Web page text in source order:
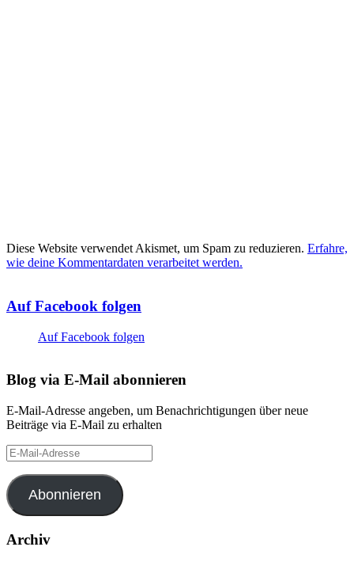
Diese Website verwendet Akismet, um Spam zu reduzieren. Erfahre,
wie deine Kommentardaten verarbeitet werden.
Auf Facebook folgen
Auf Facebook folgen
Blog via E-Mail abonnieren
E-Mail-Adresse angeben, um Benachrichtigungen über neue
Beiträge via E-Mail zu erhalten
E-
Mail-
Adresse
Abonnieren
Archiv